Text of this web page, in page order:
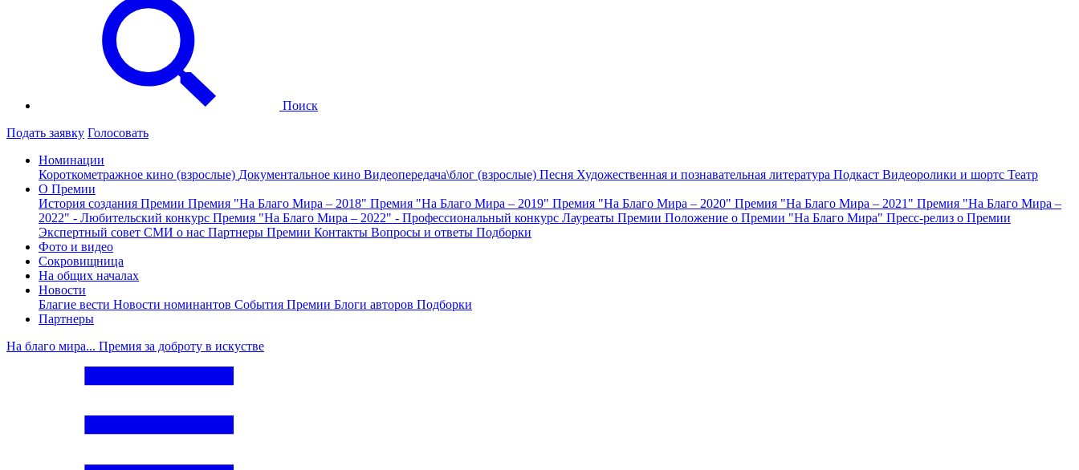
Поиск
Подать заявку Голосовать
Номинации
Короткометражное кино (взрослые) Документальное кино Видеопередача\блог (взрослые) Песня Художественная и познавательная литература Подкаст Видеоролики и шортс Театр
О Премии
История создания Премии Премия "На Благо Мира – 2018" Премия "На Благо Мира – 2019" Премия "На Благо Мира – 2020" Премия "На Благо Мира – 2021" Премия "На Благо Мира –
2022" - Любительский конкурс Премия "На Благо Мира – 2022" - Профессиональный конкурс Лауреаты Премии Положение о Премии "На Благо Мира" Пресс-релиз о Премии
Экспертный совет СМИ о нас Партнеры Премии Контакты Вопросы и ответы Подборки
Фото и видео
Сокровищница
На общих началах
Новости
Благие вести Новости номинантов События Премии Блоги авторов Подборки
Партнеры
На благо мира... Премия за доброту в искустве